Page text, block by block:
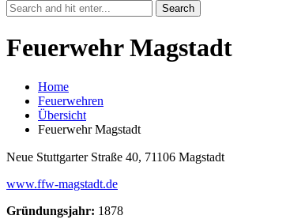
Feuerwehr Magstadt
Home
Feuerwehren
Übersicht
Feuerwehr Magstadt
Neue Stuttgarter Straße 40, 71106 Magstadt
www.ffw-magstadt.de
Gründungsjahr: 1878